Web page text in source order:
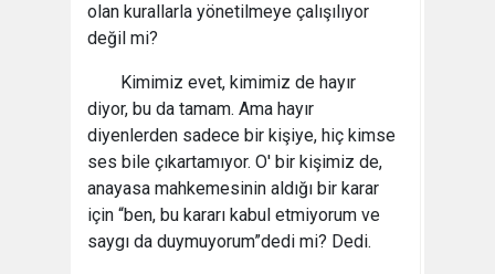
olan kurallarla yönetilmeye çalışılıyor
değil mi?
Kimimiz evet, kimimiz de hayır
diyor, bu da tamam. Ama hayır
diyenlerden sadece bir kişiye, hiç kimse
ses bile çıkartamıyor. O' bir kişimiz de,
anayasa mahkemesinin aldığı bir karar
için “ben, bu kararı kabul etmiyorum ve
saygı da duymuyorum”dedi mi? Dedi.